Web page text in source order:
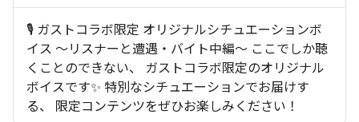
🎙️ ガストコラボ限定 オリジナルシチュエーションボ
イス 〜リスナーと遭遇・バイト中編〜 ここでしか聴
くことのできない、 ガストコラボ限定のオリジナル
ボイスです✨ 特別なシチュエーションでお届けす
る、 限定コンテンツをぜひお楽しみください！